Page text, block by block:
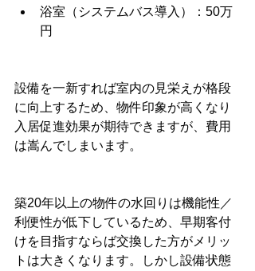
浴室（システムバス導入）：50万
円
設備を一新すれば室内の見栄えが格段
に向上するため、物件印象が高くなり
入居促進効果が期待できますが、費用
は嵩んでしまいます。
築20年以上の物件の水回りは機能性／
利便性が低下しているため、早期客付
けを目指すならば交換した方がメリッ
トは大きくなります。しかし設備状態